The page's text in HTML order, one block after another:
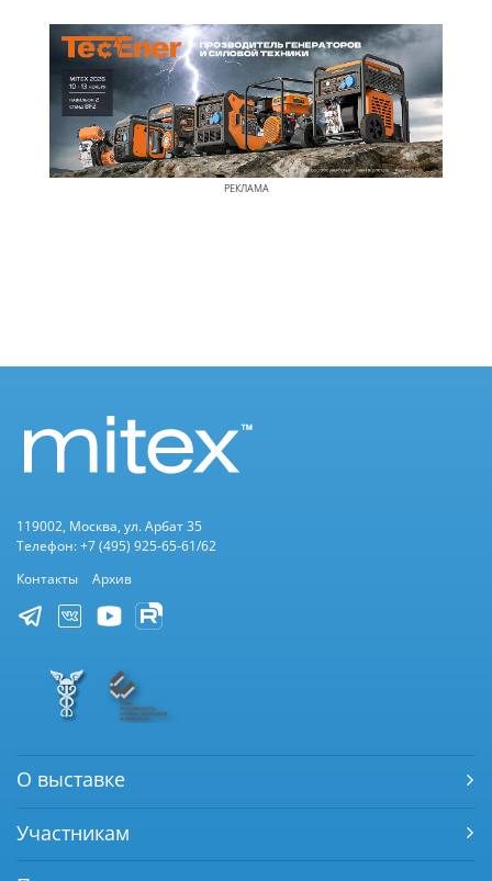
РЕКЛАМА
119002, Москва, ул. Арбат 35
Телефон: +7 (495) 925-65-61/62
Контакты
Архив
О выставке
Участникам